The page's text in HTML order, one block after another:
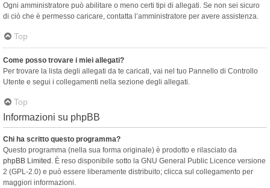
Ogni amministratore può abilitare o meno certi tipi di allegati. Se non sei sicuro
di ciò che è permesso caricare, contatta l’amministratore per avere assistenza.
Top
Come posso trovare i miei allegati?
Per trovare la lista degli allegati da te caricati, vai nel tuo Pannello di Controllo
Utente e segui i collegamenti nella sezione degli allegati.
Top
Informazioni su phpBB
Chi ha scritto questo programma?
Questo programma (nella sua forma originale) è prodotto e rilasciato da
phpBB Limited . È reso disponibile sotto la GNU General Public Licence versione
2 (GPL-2.0) e può essere liberamente distribuito; clicca sul collegamento per
maggiori informazioni.